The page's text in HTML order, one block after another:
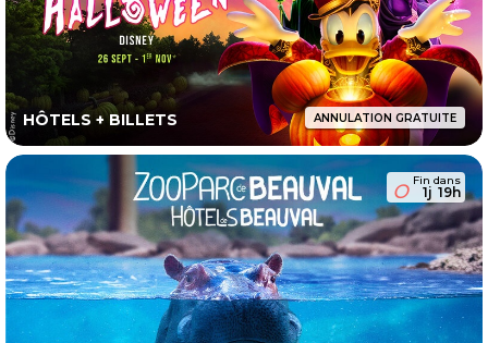
HÔTELS + BILLETS ANNULATION GRATUITE
Fin dans
1j 19h